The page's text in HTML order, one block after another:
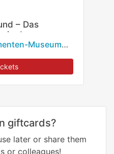
– Das
in der
Instituts für Musikforschung
giftcards?
later or share them
or colleagues!